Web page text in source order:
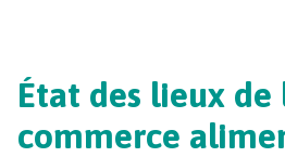
État des lieux de
commerce